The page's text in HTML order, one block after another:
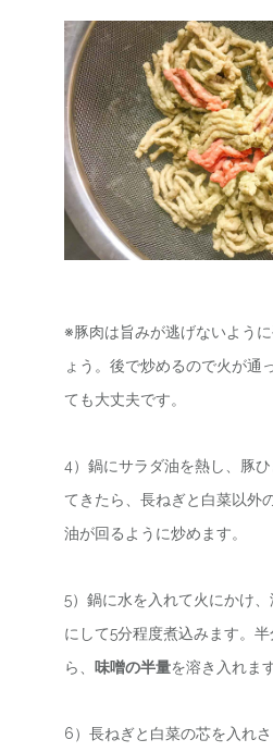
※豚肉は旨みが逃げないよう
ょう。後で炒めるので火が通
ても大丈夫です。
4）鍋にサラダ油を熱し、豚
てきたら、長ねぎと白菜以外
油が回るように炒めます。
5）鍋に水を入れて火にかけ
にして5分程度煮込みます。
ら、
味噌の半量を溶き入れます
6）長ねぎと白菜の芯を入れさ